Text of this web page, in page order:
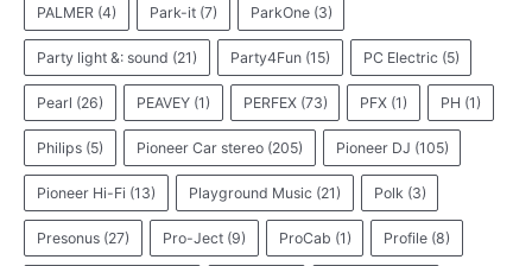
PALMER (4) Park-it (7) ParkOne (3)
Party light &: sound (21) Party4Fun (15) PC Electric (5)
Pearl (26) PEAVEY (1) PERFEX (73) PFX (1) PH (1)
Philips (5) Pioneer Car stereo (205) Pioneer DJ (105)
Pioneer Hi-Fi (13) Playground Music (21) Polk (3)
Presonus (27) Pro-Ject (9) ProCab (1) Profile (8)